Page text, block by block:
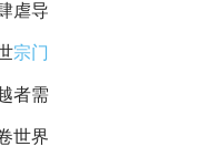
虐导
宗门
者需
世界